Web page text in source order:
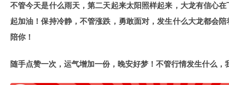
不管今天是什么雨天，第二天起来太阳照样起来，大龙有信心
起加油！保持冷静，不管涨跌，勇敢面对，发生什么大龙都会
陪你！
随手点赞一次，运气增加一份，晚安好梦！不管行情发生什么，